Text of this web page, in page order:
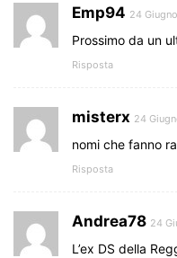
Emp94 24
Prossimo da un
Risposta
misterx 24
nomi che fanno
Risposta
Andrea78 24
L’ex DS della